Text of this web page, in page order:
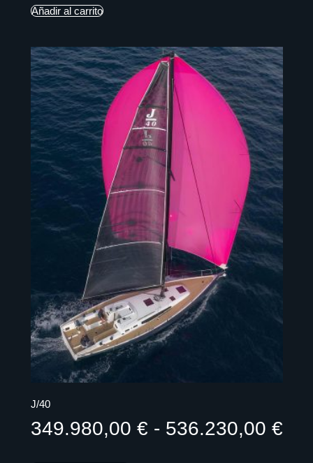
Añadir al carrito
J/40
349.980,00 € - 536.230,00 €